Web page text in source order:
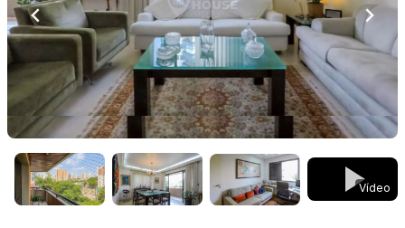
Vídeo